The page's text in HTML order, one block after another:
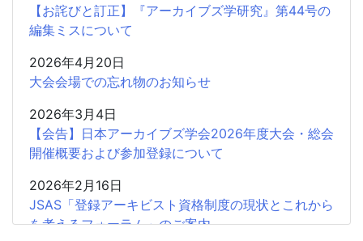
【お詫びと訂正】『アーカイブズ学研究』第44号の
編集ミスについて
2026年4月20日
大会会場での忘れ物のお知らせ
2026年3月4日
【会告】日本アーカイブズ学会2026年度大会・総会
開催概要および参加登録について
2026年2月16日
JSAS「登録アーキビスト資格制度の現状とこれから
を考えるフォーラム」のご案内